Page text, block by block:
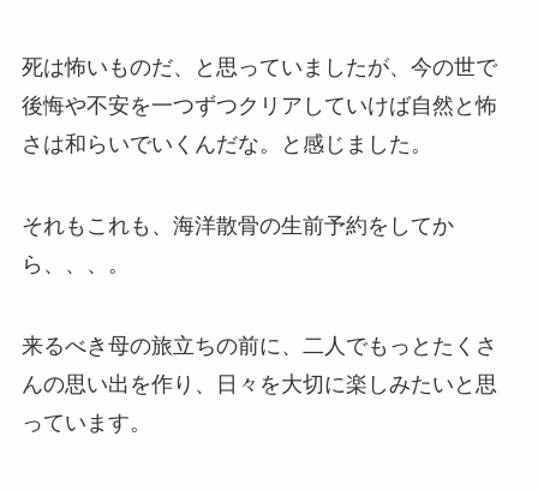
死は怖いものだ、と思っていましたが、今の世で
後悔や不安を一つずつクリアしていけば自然と怖
さは和らいでいくんだな。と感じました。
それもこれも、海洋散骨の生前予約をしてか
ら、、、。
来るべき母の旅立ちの前に、二人でもっとたくさ
んの思い出を作り、日々を大切に楽しみたいと思
っています。